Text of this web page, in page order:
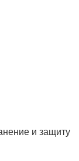
и защиту